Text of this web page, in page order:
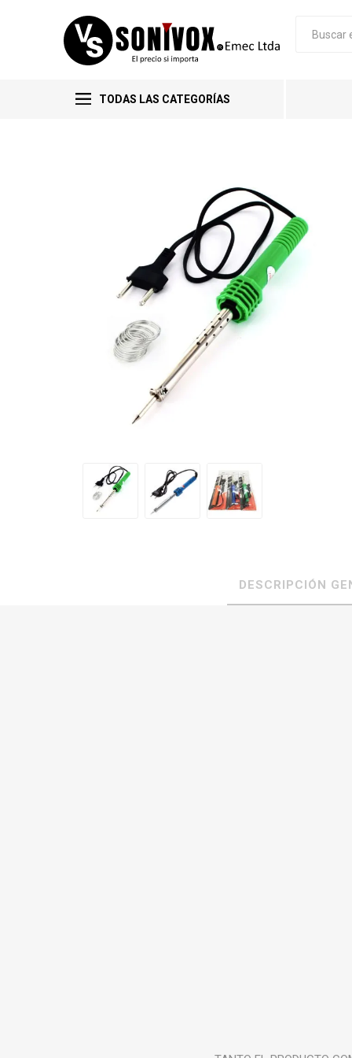
TODAS LAS CATEGORÍAS
DESCRIPCIÓN